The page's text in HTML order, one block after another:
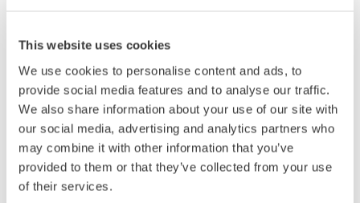
This website uses cookies
We use cookies to personalise content and ads, to
provide social media features and to analyse our traffic.
We also share information about your use of our site with
our social media, advertising and analytics partners who
may combine it with other information that you’ve
provided to them or that they’ve collected from your use
of their services.
449 KR
Lägg till i favoriter